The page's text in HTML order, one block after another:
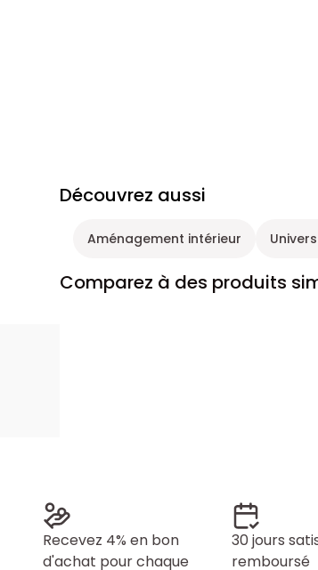
Découvrez aussi
Aménagement intérieur
Comparez à des produits
Recevez 4% en bon
d'achat pour chaque
30 jours
remboursé